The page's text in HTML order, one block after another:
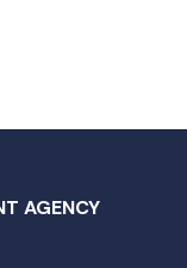
AGENCY